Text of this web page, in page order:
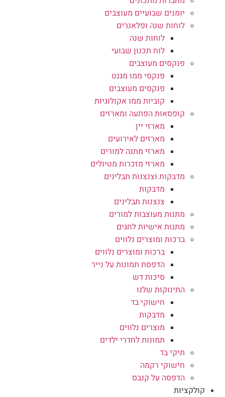
יומנים שבועיים מעוצבים
לוחות שנה ופלאנרים
לוחות שנה
לוח תכנון שבועי
פנקסים מעוצבים
פנקסי ממו מגנט
פנקסים מעוצבים
קוביות ממו אקולוגיות
קופסאות הפתעה ומארזים
מארזי יין
מארזים לאירועים
מארזי מתנה למורים
מארזי מזכרות מטיולים
מדבקות וצנצנות תבלינים
מדבקות
צנצנות תבלינים
מתנות מעוצבות למורים
מתנות אישיות לחגים
ברכות ומוצרים נלווים
ברכות ומוצרים נלווים
הדפסת תמונות על נייר
סיכות דש
התינוקות שלנו
חישוקי בד
מדבקות
מוצרים נלווים
תמונות לחדרי ילדים
תיקי בד
חישוקי רקמה
הדפסה על קנבס
קולקציות